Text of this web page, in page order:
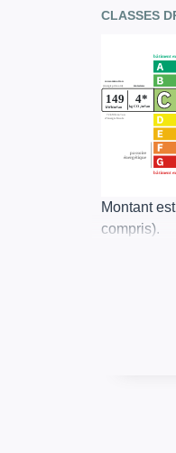
CLASSES
Montant
compris).